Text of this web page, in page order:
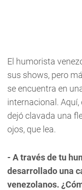
El humorista
sus shows, pero
se encuentra en
internacional. Aquí,
dejó clavada una
ojos, que lea.
- A través de tu
desarrollado una
venezolanos.